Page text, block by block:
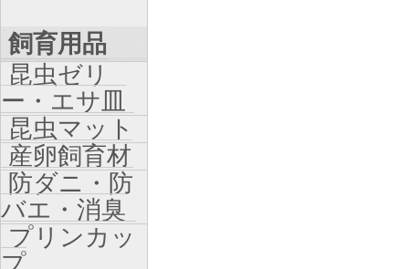
飼育用品
昆虫ゼリ
ー・エサ皿
昆虫マット
産卵飼育材
防ダニ・防
バエ・消臭
プリンカッ
プ